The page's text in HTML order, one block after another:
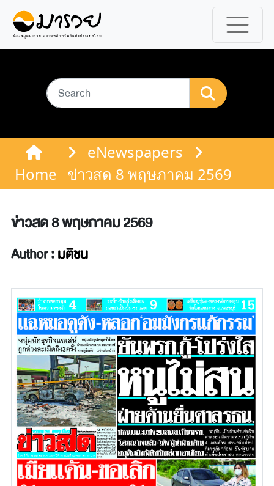
Home
eNewspapers
ข่าวสด 8 พฤษภาคม 2569
ข่าวสด 8 พฤษภาคม 2569
Author :มติชน